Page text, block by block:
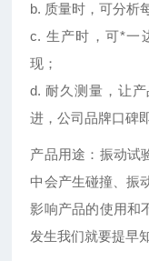
b. 质量时，可分析
c. 生产时，可*一
现；
d. 耐久测量，让
进，公司品牌口碑
产品用途：振动试
中会产生碰撞、振
影响产品的使用和
发生我们就要提早